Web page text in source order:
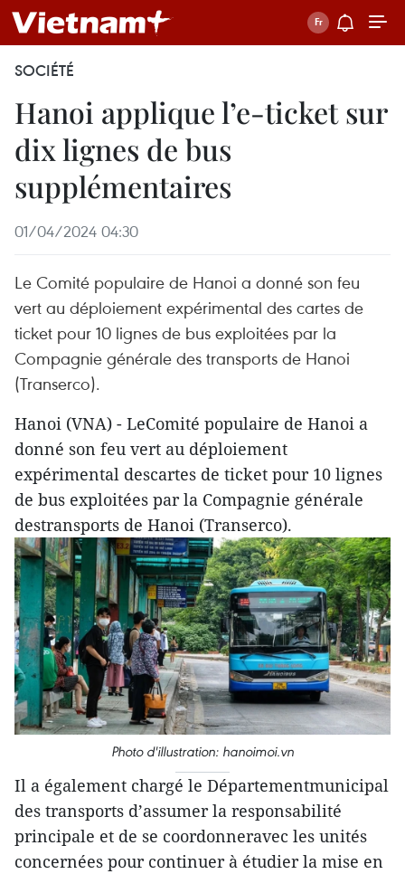
SOCIÉTÉ
Hanoi applique l’e-ticket sur
dix lignes de bus
supplémentaires
01/04/2024 04:30
Le Comité populaire de Hanoi a donné son feu
vert au déploiement expérimental des cartes de
ticket pour 10 lignes de bus exploitées par la
Compagnie générale des transports de Hanoi
(Transerco).
Hanoi (VNA) - LeComité populaire de Hanoi a
donné son feu vert au déploiement
expérimental descartes de ticket pour 10 lignes
de bus exploitées par la Compagnie générale
destransports de Hanoi (Transerco).
Photo d'illustration: hanoimoi.vn
Il a également chargé le Départementmunicipal
des transports d’assumer la responsabilité
principale et de se coordonneravec les unités
concernées pour continuer à étudier la mise en